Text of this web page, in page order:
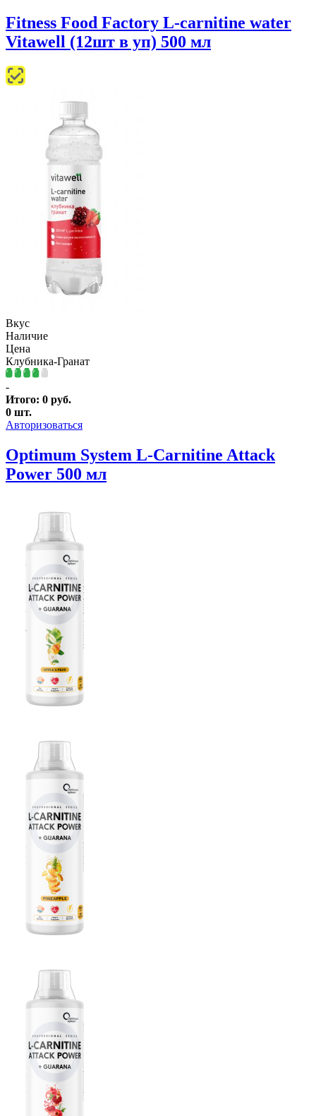
Fitness Food Factory L-carnitine water
Vitawell (12шт в уп) 500 мл
Вкус
Наличие
Цена
Клубника-Гранат
-
Итого: 0 руб.
0 шт.
Авторизоваться
Optimum System L-Carnitine Attack
Power 500 мл